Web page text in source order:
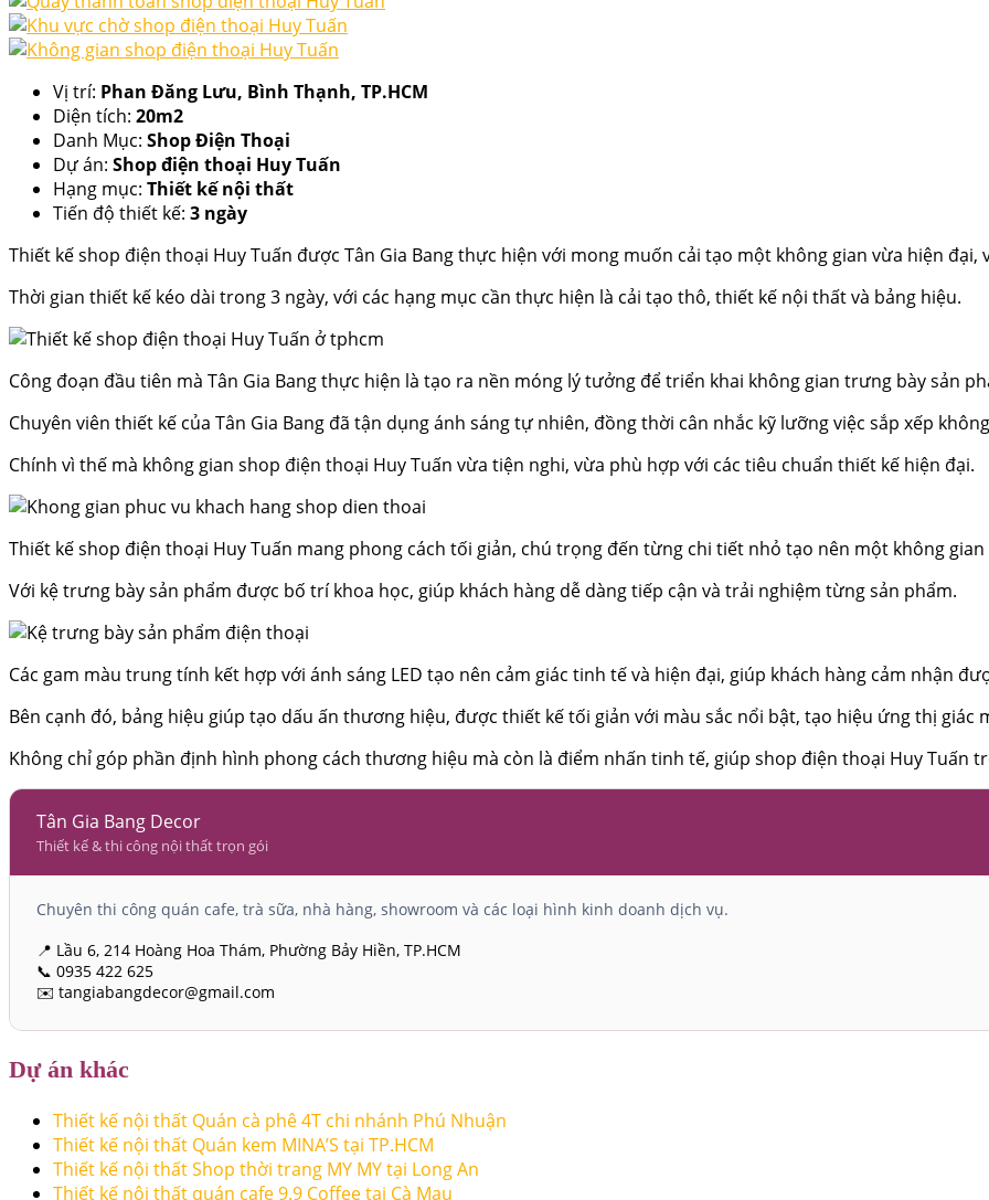
Vị trí: Phan Đăng Lưu, Bình Thạnh, TP.HCM
Diện tích: 20m2
Danh Mục: Shop Điện Thoại
Dự án: Shop điện thoại Huy Tuấn
Hạng mục: Thiết kế nội thất
Tiến độ thiết kế: 3 ngày
Thiết kế shop điện thoại Huy Tuấn được Tân Gia Bang thực hiện với mong muốn cải tạo một không gian vừa hiện
Thời gian thiết kế kéo dài trong 3 ngày, với các hạng mục cần thực hiện là cải tạo thô, thiết kế nội thất và bảng hiệu.
Công đoạn đầu tiên mà Tân Gia Bang thực hiện là tạo ra nền móng lý tưởng để triển khai không gian trưng bày sản
Chuyên viên thiết kế của Tân Gia Bang đã tận dụng ánh sáng tự nhiên, đồng thời cân nhắc kỹ lưỡng việc sắp xếp
Chính vì thế mà không gian shop điện thoại Huy Tuấn vừa tiện nghi, vừa phù hợp với các tiêu chuẩn thiết kế hiện đại.
Thiết kế shop điện thoại Huy Tuấn mang phong cách tối giản, chú trọng đến từng chi tiết nhỏ tạo nên một không gian
Với kệ trưng bày sản phẩm được bố trí khoa học, giúp khách hàng dễ dàng tiếp cận và trải nghiệm từng sản phẩm.
Các gam màu trung tính kết hợp với ánh sáng LED tạo nên cảm giác tinh tế và hiện đại, giúp khách hàng cảm nhận
Bên cạnh đó, bảng hiệu giúp tạo dấu ấn thương hiệu, được thiết kế tối giản với màu sắc nổi bật, tạo hiệu ứng thị giác
Không chỉ góp phần định hình phong cách thương hiệu mà còn là điểm nhấn tinh tế, giúp shop điện thoại Huy Tuấn
Tân Gia Bang Decor
Thiết kế & thi công nội thất trọn gói
Chuyên thi công quán cafe, trà sữa, nhà hàng, showroom và các loại hình kinh doanh dịch vụ.
📍 Lầu 6, 214 Hoàng Hoa Thám, Phường Bảy Hiền, TP.HCM
📞 0935 422 625
✉️ tangiabangdecor@gmail.com
Dự án khác
Thiết kế nội thất Quán cà phê 4T chi nhánh Phú Nhuận
Thiết kế nội thất Quán kem MINA’S tại TP.HCM
Thiết kế nội thất Shop thời trang MY MY tại Long An
Thiết kế nội thất quán cafe 9.9 Coffee tại Cà Mau